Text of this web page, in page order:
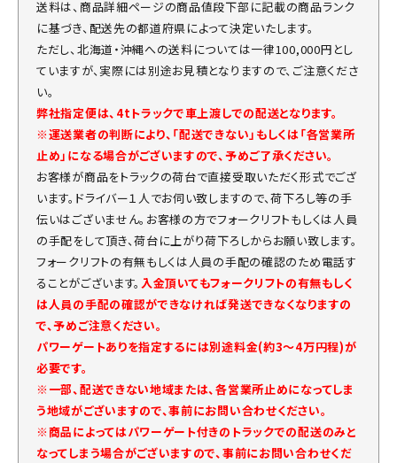
送料は、商品詳細ページの商品値段下部に記載の商品ランク
に基づき、配送先の都道府県によって決定いたします。
ただし、北海道・沖縄への送料については一律100,000円とし
ていますが、実際には別途お見積となりますので、ご注意くださ
い。
弊社指定便は、4tトラックで車上渡しでの配送となります。
※運送業者の判断により、「配送できない」もしくは「各営業所
止め」になる場合がございますので、予めご了承ください。
お客様が商品をトラックの荷台で直接受取いただく形式でござ
います。ドライバー１人でお伺い致しますので、荷下ろし等の手
伝いはございません。お客様の方でフォークリフトもしくは人員
の手配をして頂き、荷台に上がり荷下ろしからお願い致します。
フォークリフトの有無もしくは人員の手配の確認のため電話す
ることがございます。 入金頂いてもフォークリフトの有無もしく
は人員の手配の確認ができなければ発送できなくなりますの
で、予めご注意ください。
パワーゲートありを指定するには別途料金(約3～4万円程)が
必要です。
※一部、配送できない地域または、各営業所止めになってしま
う地域がございますので、事前にお問い合わせください。
※商品によってはパワーゲート付きのトラックでの配送のみと
なってしまう場合がございますので、事前にお問い合わせくだ